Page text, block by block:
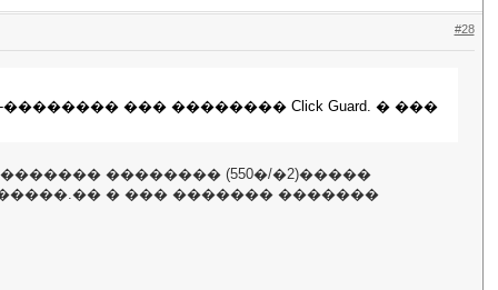
#28
��� �������� Click Guard. � ���
�������� (550�/�2)�����
� ��� ������� �������